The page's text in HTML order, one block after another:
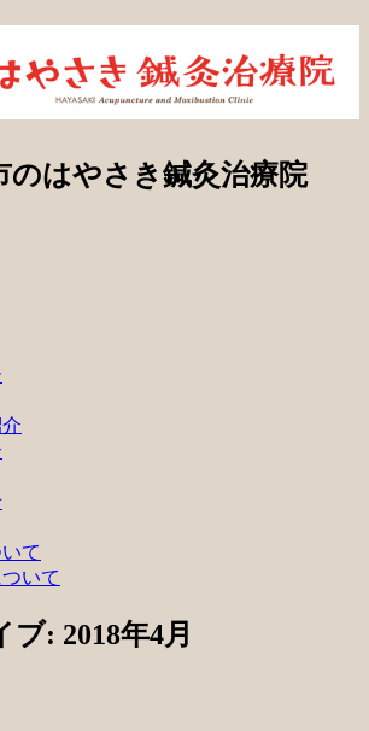
のはやさき鍼灸治療院
て
いて
ブ: 2018年4月